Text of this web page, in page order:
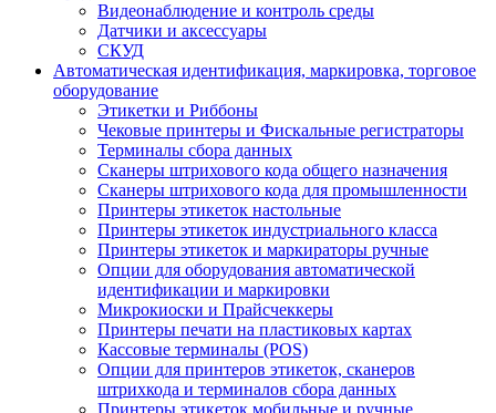
Видеонаблюдение и контроль среды
Датчики и аксессуары
СКУД
Автоматическая идентификация, маркировка, торговое
оборудование
Этикетки и Риббоны
Чековые принтеры и Фискальные регистраторы
Терминалы сбора данных
Сканеры штрихового кода общего назначения
Сканеры штрихового кода для промышленности
Принтеры этикеток настольные
Принтеры этикеток индустриального класса
Принтеры этикеток и маркираторы ручные
Опции для оборудования автоматической
идентификации и маркировки
Микрокиоски и Прайсчеккеры
Принтеры печати на пластиковых картах
Кассовые терминалы (POS)
Опции для принтеров этикеток, сканеров
штрихкода и терминалов сбора данных